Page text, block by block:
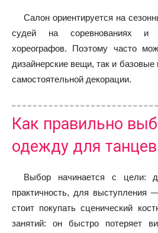
Салон ориентируется на
судей на соревнованиях и
хореографов. Поэтому часто
дизайнерские вещи, так и
самостоятельной декорации.
Как правильно
одежду для танцев
Выбор начинается с цели:
практичность, для выступления
стоит покупать сценический
занятий: он быстро потеряет